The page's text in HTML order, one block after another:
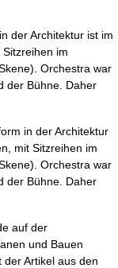
der Architektur ist im
im
Orchestra war
der Bühne. Daher
in der Architektur
mit Sitzreihen im
Orchestra war
der Bühne. Daher
auf der
und Bauen
Artikel aus den